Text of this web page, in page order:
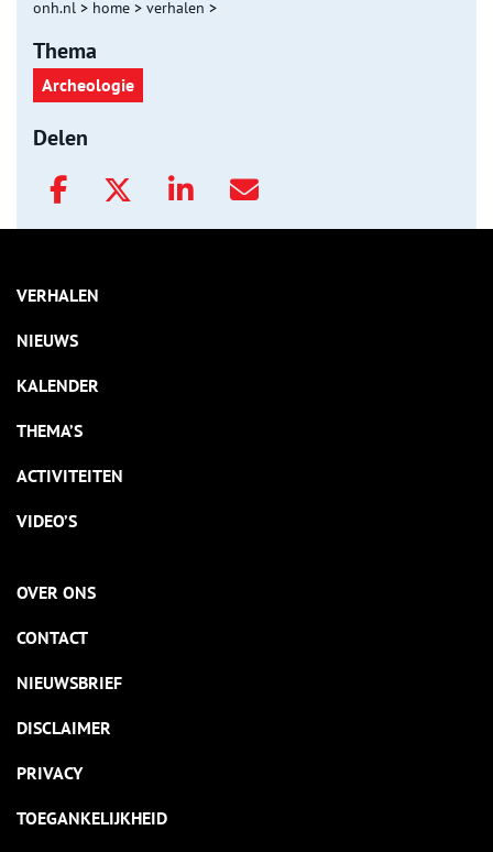
onh.nl > home > verhalen >
Thema
Archeologie
Delen
VERHALEN
NIEUWS
KALENDER
THEMA’S
ACTIVITEITEN
VIDEO’S
OVER ONS
CONTACT
NIEUWSBRIEF
DISCLAIMER
PRIVACY
TOEGANKELIJKHEID